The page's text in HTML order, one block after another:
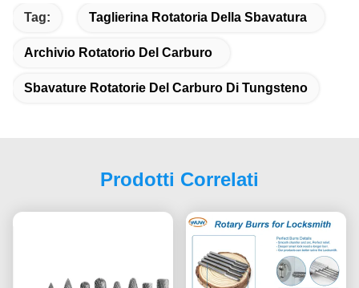
Tag: Taglierina Rotatoria Della Sbavatura
Archivio Rotatorio Del Carburo
Sbavature Rotatorie Del Carburo Di Tungsteno
Prodotti Correlati